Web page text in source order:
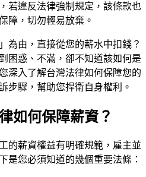
若違反法律強制規定，該條款也
障，切勿輕易放棄。
為由，直接從您的薪水中扣錢？
困惑、不滿，卻不知道該如何是
深入了解台灣法律如何保障您的
步驟，幫助您捍衛自身權利。
如何保障薪資？
的薪資權益有明確規範，雇主並
是您必須知道的幾個重要法條：